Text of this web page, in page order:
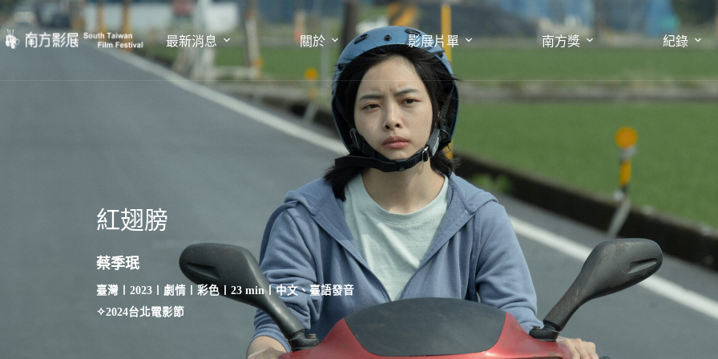
最新消息 關於 影展片單 南方獎 紀錄
紅翅膀
蔡季珉
臺灣〡2023〡劇情〡彩色〡23 min〡中文、臺語發音
✧2024台北電影節